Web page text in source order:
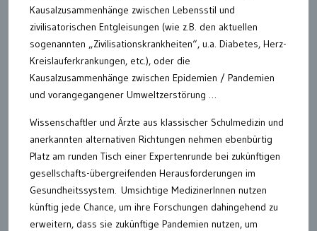
Kausalzusammenhänge zwischen Lebensstil und
zivilisatorischen Entgleisungen (wie z.B. den aktuellen
sogenannten „Zivilisationskrankheiten“, u.a. Diabetes, Herz-
Kreislauferkrankungen, etc.), oder die
Kausalzusammenhänge zwischen Epidemien / Pandemien
und vorangegangener Umweltzerstörung …
Wissenschaftler und Ärzte aus klassischer Schulmedizin und
anerkannten alternativen Richtungen nehmen ebenbürtig
Platz am runden Tisch einer Expertenrunde bei zukünftigen
gesellschafts-übergreifenden Herausforderungen im
Gesundheitssystem. Umsichtige MedizinerInnen nutzen
künftig jede Chance, um ihre Forschungen dahingehend zu
erweitern, dass sie zukünftige Pandemien nutzen, um